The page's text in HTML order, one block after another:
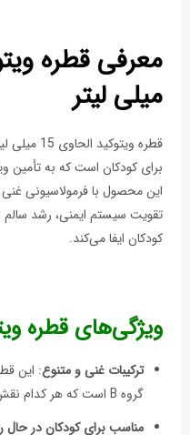
میلی لیتر
قطره
برای کودکان است که به
این محصول با فرمولاسیونی
تقویت سیستم ایمنی، رشد سالم و
کودکان ایفا می‌کند.
ویژگی‌های قطره
ترکیبات غنی و متنوع
گروه B است که هر کدام نقش مهمی در سلامتی کودک دارند.
مناسب برای کودکان در حال